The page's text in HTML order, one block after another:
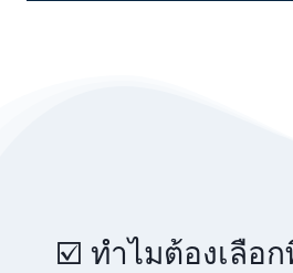
☑️ ทำไมต้องเลือ